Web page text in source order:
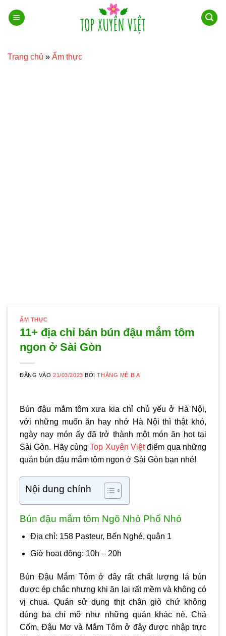
qua
Trang chủ » Ẩm thực
ẨM THỰC
11+ địa chỉ bán bún đậu mắm tôm
ngon ở Sài Gòn
ĐĂNG VÀO21/03/2023 BỞITHẮNG MÊ BIA
Bún đậu mắm tôm xưa kia chỉ chủ yếu ở Hà Nội,
với những muốn ăn hay nhớ Hà Nội thì thật khó,
ngày nay món ấy đã trở thành một món ăn hot tại
Sài Gòn. Hãy cùngTop Xuyên Việtđiểm qua những
quán bún đậu mắm tôm ngon ở Sài Gòn bạn nhé!
Nội dung chính
Bún đậu mắm tôm Ngõ Nhỏ Phố Nhỏ
Địa chỉ: 158 Pasteur, Bến Nghé, quận 1
Giờ hoạt động: 10h – 20h
Bún Đậu Mắm Tôm ở đây rất chất lượng lá bún
được ép chắc nhưng khi ăn lại rất mềm và không có
vị chua. Quán sử dụng thịt chân giò chứ không
dùng ba chỉ mỡ như những quán khác nè. Chả
Cốm, Đậu Mơ và Mắm Tôm ở đây được nhập trực